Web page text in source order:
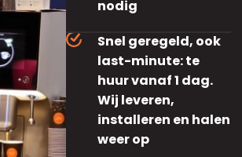
nodig
Snel geregeld, ook
last-minute: te
huur vanaf 1 dag.
Wij leveren,
installeren en halen
weer op